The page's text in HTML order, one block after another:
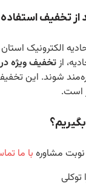
تخفیف استفاده
الکترونیک استان
ازتخفیف ویژه در
شوند. این
مشاورهبا ما تماس